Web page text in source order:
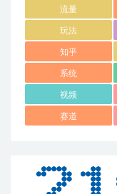
流量
玩法
知乎
系统
视频
赛道